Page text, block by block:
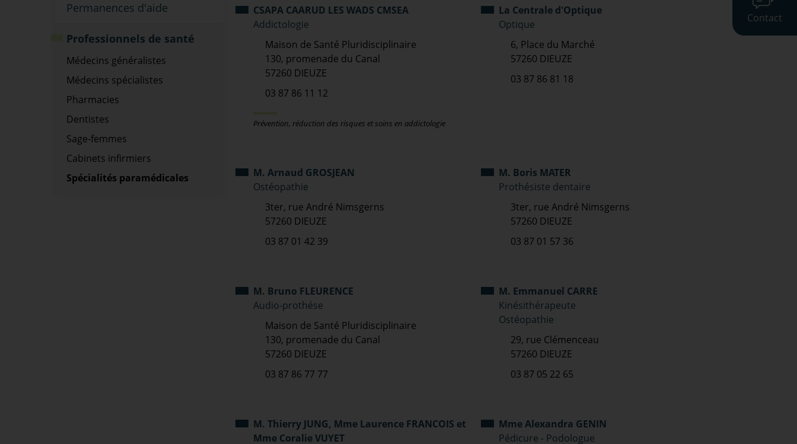
Contact
CSAPA CAARUD LES WADS CMSEA
Addictologie
Maison de Santé Pluridisciplinaire
130, promenade du Canal
57260 DIEUZE
03 87 86 11 12
Prévention, réduction des risques et soins en addictologie
La Centrale d'Optique
Optique
6, Place du Marché
57260 DIEUZE
03 87 86 81 18
M. Arnaud GROSJEAN
Ostéopathie
3ter, rue André Nimsgerns
57260 DIEUZE
03 87 01 42 39
M. Boris MATER
Prothésiste dentaire
3ter, rue André Nimsgerns
57260 DIEUZE
03 87 01 57 36
M. Bruno FLEURENCE
Audio-prothése
Maison de Santé Pluridisciplinaire
130, promenade du Canal
57260 DIEUZE
03 87 86 77 77
M. Emmanuel CARRE
Kinésithérapeute
Ostéopathie
29, rue Clémenceau
57260 DIEUZE
03 87 05 22 65
M. Thierry JUNG, Mme Laurence FRANCOIS et
Mme Coralie VUYET
Mme Alexandra GENIN
Pédicure - Podologue
Permanences d'aide
Professionnels de santé
Médecins généralistes
Médecins spécialistes
Pharmacies
Dentistes
Sage-femmes
Cabinets infirmiers
Spécialités paramédicales